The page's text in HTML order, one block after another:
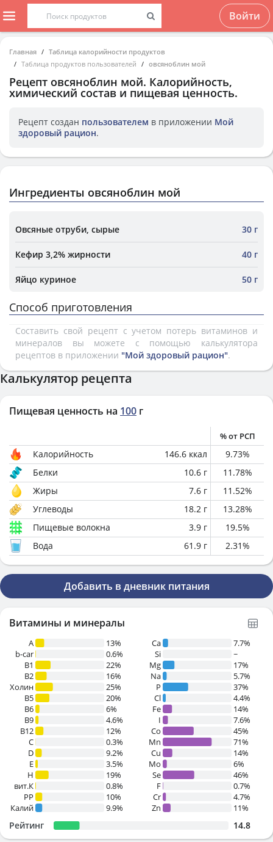
Войти
Главная
Таблица калорийности продуктов
Таблица продуктов пользователей
овсяноблин мой
Рецепт овсяноблин мой. Калорийность,
химический состав и пищевая ценность.
Рецепт создан пользователем в приложении Мой
здоровый рацион.
Ингредиенты овсяноблин мой
Овсяные отруби, сырые 30 г
Кефир 3,2% жирности 40 г
Яйцо куриное 50 г
Способ приготовления
Составить свой рецепт с учетом потерь витаминов и
минералов вы можете с помощью калькулятора
рецептов в приложении "Мой здоровый рацион".
Калькулятор рецепта
Пищевая ценность на 100 г
% от РСП
Калорийность 146.6 ккал 9.73%
Белки
10.6 г 11.78%
Жиры
7.6 г 11.52%
Углеводы
18.2 г 13.28%
Пищевые волокна
3.9 г 19.5%
Вода
61.9 г 2.31%
Добавить в дневник питания
Витамины и минералы
A
13%
b-car
0.6%
В1
22%
B2
16%
Холин
25%
B5
20%
B6
6%
B9
4.6%
B12
12%
C
0.3%
D
9.2%
E
3.5%
H
19%
вит.К
0.8%
PP
10%
Калий
9.9%
Ca
7.7%
Si
~
Mg
17%
Na
5.7%
P
37%
Cl
4.4%
Fe
14%
I
7.6%
Co
45%
Mn
71%
Cu
14%
Mo
6%
Se
46%
F
0.7%
Cr
4.7%
Zn
11%
Рейтинг 14.8